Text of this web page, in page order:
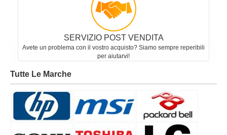
SERVIZIO POST VENDITA
Avete un problema con il vostro acquisto? Siamo sempre reperibili
per aiutarvi!
Tutte Le Marche